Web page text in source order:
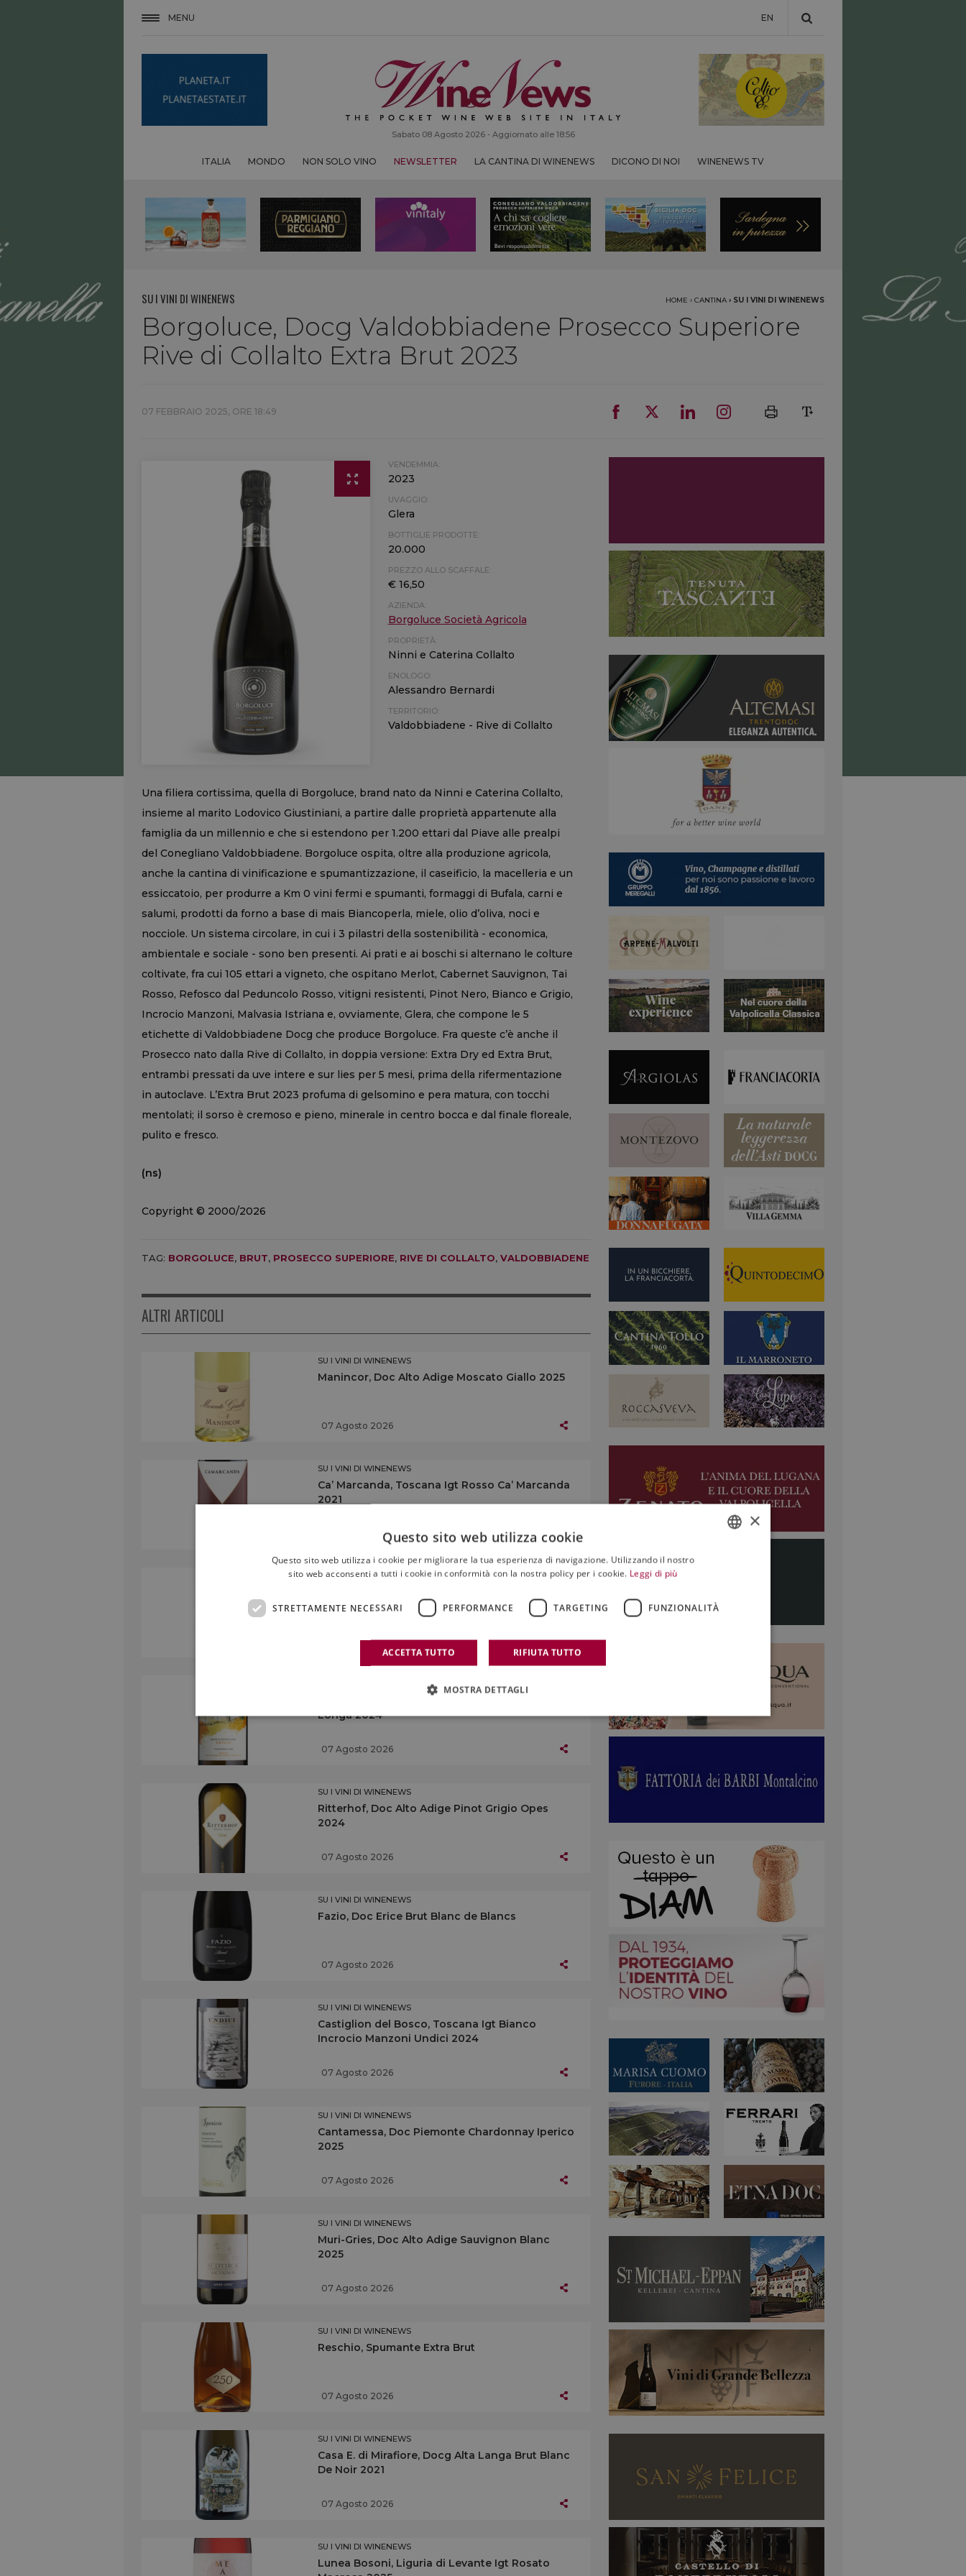
MENU EN
Sabato 08 Agosto 2026 - Aggiornato alle 18:56
ITALIA MONDO NON SOLO VINO NEWSLETTER LA CANTINA DI WINENEWS DICONO DI NOI WINENEWS TV
SU I VINI DI WINENEWS HOME › CANTINA › SU I VINI DI WINENEWS
Borgoluce, Docg Valdobbiadene Prosecco Superiore
Rive di Collalto Extra Brut 2023
07 FEBBRAIO 2025, ORE 18:49
VENDEMMIA:
2023
UVAGGIO:
Glera
BOTTIGLIE PRODOTTE:
20.000
PREZZO ALLO SCAFFALE:
€ 16,50
AZIENDA:
Borgoluce Società Agricola
PROPRIETÀ:
Ninni e Caterina Collalto
ENOLOGO:
Alessandro Bernardi
TERRITORIO:
Valdobbiadene - Rive di Collalto
Una filiera cortissima, quella di Borgoluce, brand nato da Ninni e Caterina Collalto,
insieme al marito Lodovico Giustiniani, a partire dalle proprietà appartenute alla
famiglia da un millennio e che si estendono per 1.200 ettari dal Piave alle prealpi
del Conegliano Valdobbiadene. Borgoluce ospita, oltre alla produzione agricola,
anche la cantina di vinificazione e spumantizzazione, il caseificio, la macelleria e un
essiccatoio, per produrre a Km 0 vini fermi e spumanti, formaggi di Bufala, carni e
salumi, prodotti da forno a base di mais Biancoperla, miele, olio d’oliva, noci e
nocciole. Un sistema circolare, in cui i 3 pilastri della sostenibilità - economica,
ambientale e sociale - sono ben presenti. Ai prati e ai boschi si alternano le colture
coltivate, fra cui 105 ettari a vigneto, che ospitano Merlot, Cabernet Sauvignon, Tai
Rosso, Refosco dal Peduncolo Rosso, vitigni resistenti, Pinot Nero, Bianco e Grigio,
Incrocio Manzoni, Malvasia Istriana e, ovviamente, Glera, che compone le 5
etichette di Valdobbiadene Docg che produce Borgoluce. Fra queste c’è anche il
Prosecco nato dalla Rive di Collalto, in doppia versione: Extra Dry ed Extra Brut,
entrambi pressati da uve intere e sur lies per 5 mesi, prima della rifermentazione
in autoclave. L’Extra Brut 2023 profuma di gelsomino e pera matura, con tocchi
mentolati; il sorso è cremoso e pieno, minerale in centro bocca e dal finale floreale,
pulito e fresco.
(ns)
Copyright © 2000/2026
TAG: BORGOLUCE, BRUT, PROSECCO SUPERIORE, RIVE DI COLLALTO, VALDOBBIADENE
ALTRI ARTICOLI
SU I VINI DI WINENEWS
Manincor, Doc Alto Adige Moscato Giallo 2025
07 Agosto 2026
SU I VINI DI WINENEWS
Ca’ Marcanda, Toscana Igt Rosso Ca’ Marcanda
2021
07 Agosto 2026
SU I VINI DI WINENEWS
07 Agosto 2026
Longa 2024
07 Agosto 2026
SU I VINI DI WINENEWS
Ritterhof, Doc Alto Adige Pinot Grigio Opes
2024
07 Agosto 2026
SU I VINI DI WINENEWS
Fazio, Doc Erice Brut Blanc de Blancs
07 Agosto 2026
SU I VINI DI WINENEWS
Castiglion del Bosco, Toscana Igt Bianco
Incrocio Manzoni Undici 2024
07 Agosto 2026
SU I VINI DI WINENEWS
Cantamessa, Doc Piemonte Chardonnay Iperico
2025
07 Agosto 2026
SU I VINI DI WINENEWS
Muri-Gries, Doc Alto Adige Sauvignon Blanc
2025
07 Agosto 2026
SU I VINI DI WINENEWS
Reschio, Spumante Extra Brut
07 Agosto 2026
SU I VINI DI WINENEWS
Casa E. di Mirafiore, Docg Alta Langa Brut Blanc
De Noir 2021
07 Agosto 2026
SU I VINI DI WINENEWS
Lunea Bosoni, Liguria di Levante Igt Rosato
×
Questo sito web utilizza cookie
Questo sito web utilizza i cookie per migliorare la tua esperienza di navigazione. Utilizzando il nostro
sito web acconsenti a tutti i cookie in conformità con la nostra policy per i cookie. Leggi di più
STRETTAMENTE NECESSARI PERFORMANCE TARGETING FUNZIONALITÀ
ACCETTA TUTTO RIFIUTA TUTTO
MOSTRA DETTAGLI